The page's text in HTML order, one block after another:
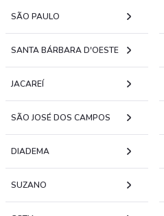
SÃO PAULO
SANTA BÁRBARA D'OESTE
JACAREÍ
SÃO JOSÉ DOS CAMPOS
DIADEMA
SUZANO